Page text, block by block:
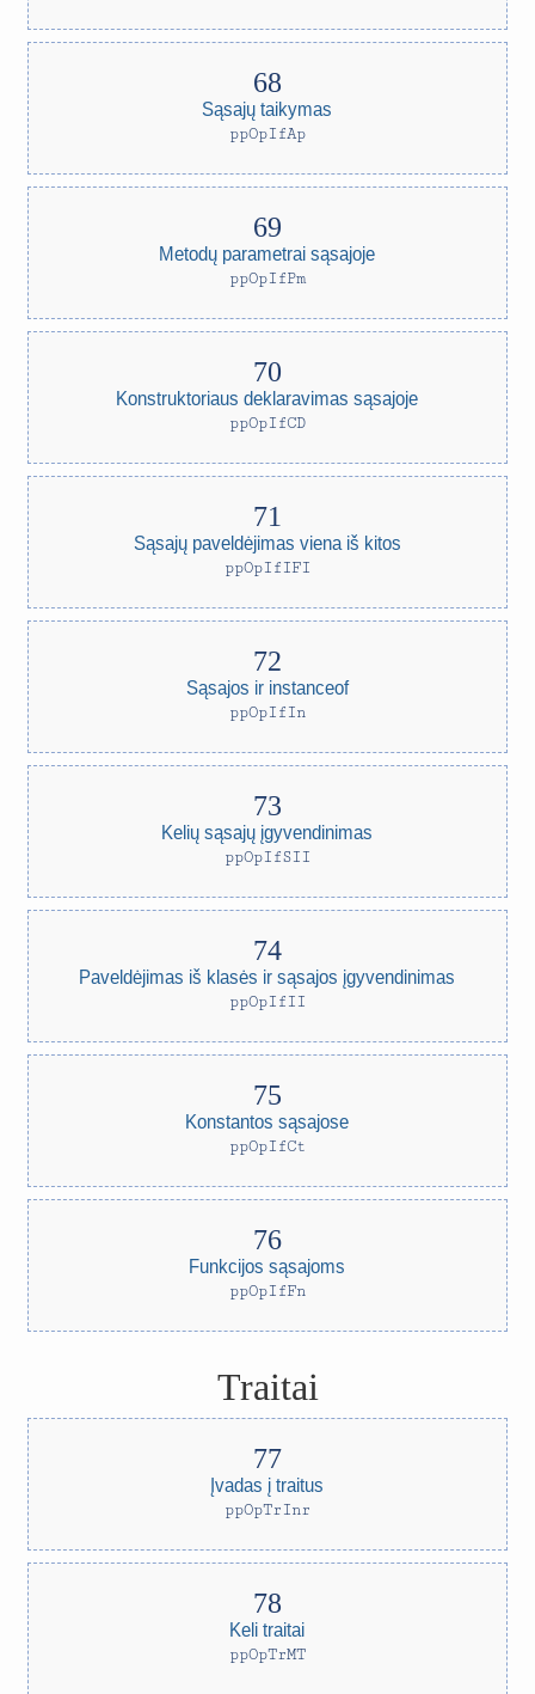
Sąsajų taikymas
ppOpIfAp
Metodų parametrai sąsajoje
ppOpIfPm
Konstruktoriaus deklaravimas sąsajoje
ppOpIfCD
Sąsajų paveldėjimas viena iš kitos
ppOpIfIFI
Sąsajos ir instanceof
ppOpIfIn
Kelių sąsajų įgyvendinimas
ppOpIfSII
Paveldėjimas iš klasės ir sąsajos įgyvendinimas
ppOpIfII
Konstantos sąsajose
ppOpIfCt
Funkcijos sąsajoms
ppOpIfFn
Traitai
Įvadas į traitus
ppOpTrInr
Keli traitai
ppOpTrMT